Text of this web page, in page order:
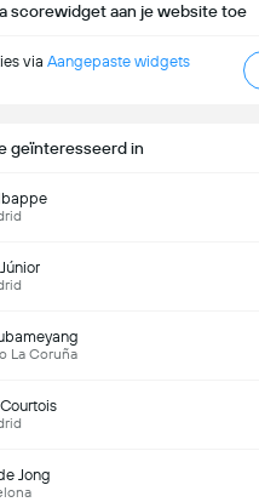
scorewidget aan je website toe
via Aangepaste widgets
geïnteresseerd in
La Coruña
Jong
dan/minder dan (2.5)